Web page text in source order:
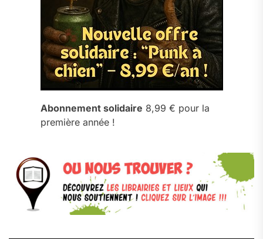
Abonnement solidaire 8,99 € pour la
première année !